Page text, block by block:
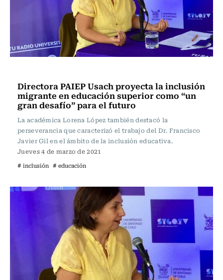
Directora PAIEP Usach proyecta la inclusión
migrante en educación superior como “un
gran desafío” para el futuro
La académica Lorena López también destacó la
perseverancia que caracterizó el trabajo del Dr. Francisco
Javier Gil en el ámbito de la inclusión educativa.
Jueves 4 de marzo de 2021
# inclusión # educación